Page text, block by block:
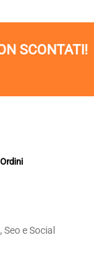
SCONTATI!
e Social